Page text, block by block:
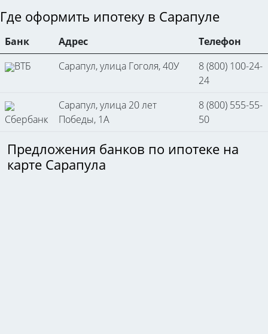
Где оформить ипотеку в Сарапуле
Банк Адрес
Телефон
ВТБ
Сарапул, улица Гоголя, 40У
8 (800) 100-24-
24
Сбербанк
Сарапул, улица 20 лет
Победы, 1А
8 (800) 555-55-
50
Предложения банков по ипотеке на
карте Сарапула